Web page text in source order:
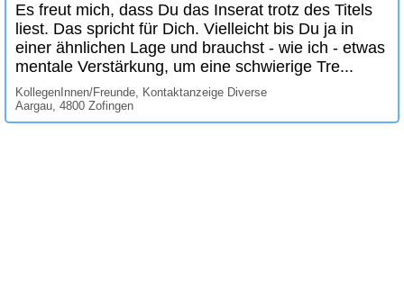
Es freut mich, dass Du das Inserat trotz des Titels
liest. Das spricht für Dich. Vielleicht bis Du ja in
einer ähnlichen Lage und brauchst - wie ich - etwas
mentale Verstärkung, um eine schwierige Tre...
KollegenInnen/Freunde, Kontaktanzeige Diverse
Aargau, 4800 Zofingen